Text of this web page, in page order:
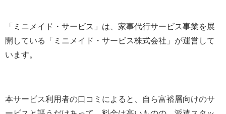
「ミニメイド・サービス」は、家事代行サービス事業を展
開している「ミニメイド・サービス株式会社」が運営して
います。
本サービス利用者の口コミによると、自ら富裕層向けのサ